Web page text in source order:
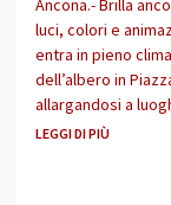
Ancona.- Brilla
luci, colori e
entra in pieno
dell’albero in
allargandosi a
LEGGI DI PIÙ